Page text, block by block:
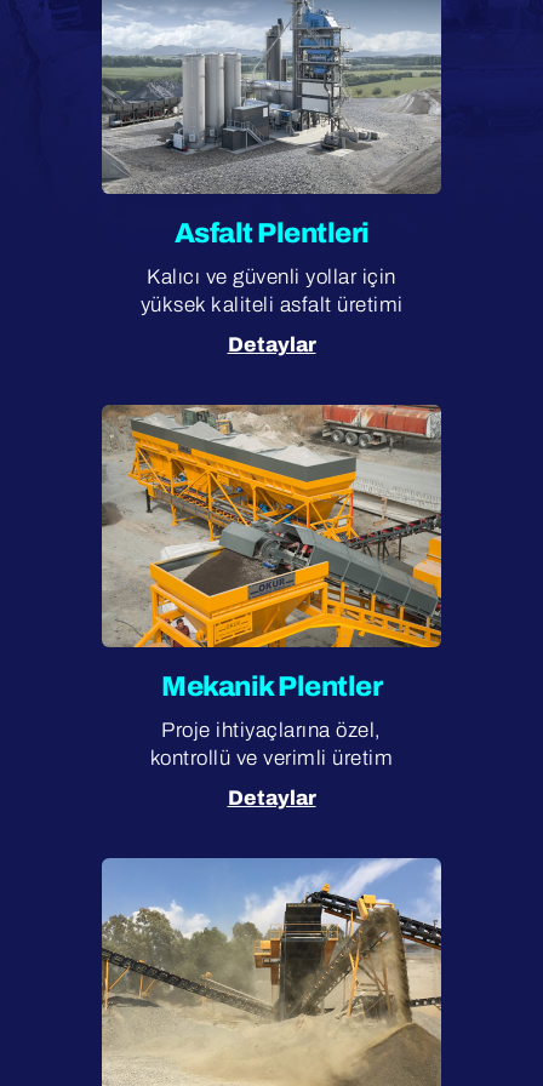
Asfalt Plentleri
Kalıcı ve güvenli yollar için
yüksek kaliteli asfalt üretimi
Detaylar
Mekanik Plentler
Proje ihtiyaçlarına özel,
kontrollü ve verimli üretim
Detaylar